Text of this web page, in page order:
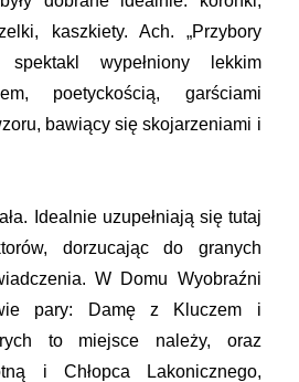
kaszkiety. Ach. „Przybory
spektakl wypełniony lekkim
poetyckością, garściami
bawiący się skojarzeniami i
Idealnie uzupełniają się tutaj
dorzucając do granych
W Domu Wyobraźni
pary: Damę z Kluczem i
to miejsce należy, oraz
i Chłopca Lakonicznego,